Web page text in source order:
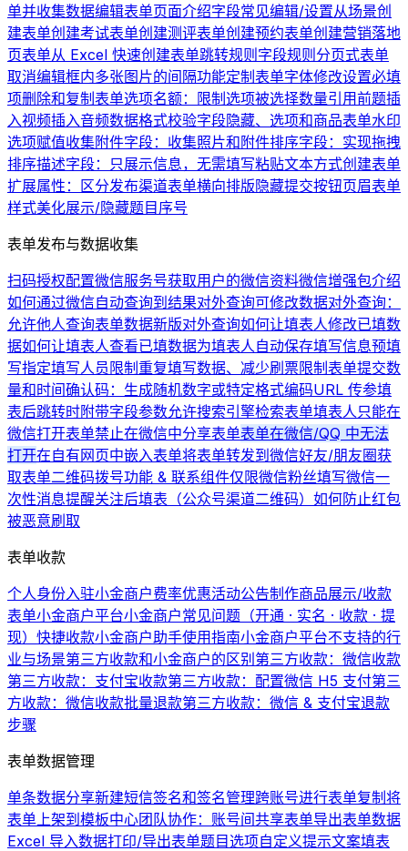
单并收集数据编辑表单页面介绍字段常见编辑/设置从场景创
建表单创建考试表单创建测评表单创建预约表单创建营销落地
页表单从 Excel 快速创建表单跳转规则字段规则分页式表单
取消编辑框内多张图片的间隔功能定制表单字体修改设置必填
项删除和复制表单选项名额：限制选项被选择数量引用前题插
入视频插入音频数据格式校验字段隐藏、选项和商品表单水印
选项赋值收集附件字段：收集照片和附件排序字段：实现拖拽
排序描述字段：只展示信息，无需填写粘贴文本方式创建表单
扩展属性：区分发布渠道表单横向排版隐藏提交按钮页眉表单
样式美化展示/隐藏题目序号
表单发布与数据收集
扫码授权配置微信服务号获取用户的微信资料微信增强包介绍
如何通过微信自动查询到结果对外查询可修改数据对外查询：
允许他人查询表单数据新版对外查询如何让填表人修改已填数
据如何让填表人查看已填数据为填表人自动保存填写信息预填
写指定填写人员限制重复填写数据、减少刷票限制表单提交数
量和时间确认码：生成随机数字或特定格式编码URL 传参填
表后跳转时附带字段参数允许搜索引擎检索表单填表人只能在
微信打开表单禁止在微信中分享表单表单在微信/QQ 中无法
打开在自有网页中嵌入表单将表单转发到微信好友/朋友圈获
取表单二维码拨号功能 & 联系组件仅限微信粉丝填写微信一
次性消息提醒关注后填表（公众号渠道二维码） 如何防止红包
被恶意刷取
表单收款
个人身份入驻小金商户费率优惠活动公告制作商品展示/收款
表单小金商户平台小金商户常见问题（开通 · 实名 · 收款 · 提
现） 快捷收款小金商户助手使用指南小金商户平台不支持的行
业与场景第三方收款和小金商户的区别第三方收款：微信收款
第三方收款：支付宝收款第三方收款：配置微信 H5 支付第三
方收款：微信收款批量退款第三方收款：微信 & 支付宝退款
步骤
表单数据管理
单条数据分享新建短信签名和签名管理跨账号进行表单复制将
表单上架到模板中心团队协作：账号间共享表单导出表单数据
Excel 导入数据打印/导出表单题目选项自定义提示文案填表